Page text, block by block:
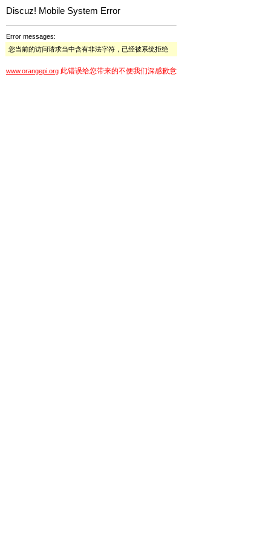
Discuz! Mobile System Error
Error messages:
您当前的访问请求当中含有非法字符，已经被系统拒绝
www.orangepi.org 此错误给您带来的不便我们深感歉意